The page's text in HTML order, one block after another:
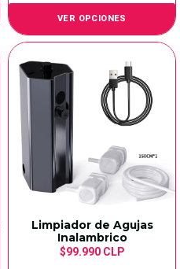
VER OPCIONES
Limpiador de Agujas
Inalambrico
$99.990 CLP